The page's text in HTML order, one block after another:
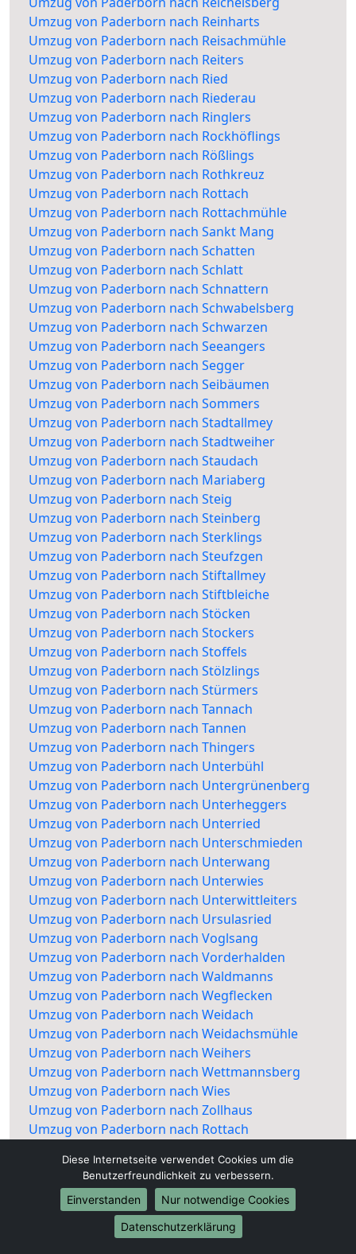
Umzug von Paderborn nach Reinharts
Umzug von Paderborn nach Reisachmühle
Umzug von Paderborn nach Reiters
Umzug von Paderborn nach Ried
Umzug von Paderborn nach Riederau
Umzug von Paderborn nach Ringlers
Umzug von Paderborn nach Rockhöflings
Umzug von Paderborn nach Rößlings
Umzug von Paderborn nach Rothkreuz
Umzug von Paderborn nach Rottach
Umzug von Paderborn nach Rottachmühle
Umzug von Paderborn nach Sankt Mang
Umzug von Paderborn nach Schatten
Umzug von Paderborn nach Schlatt
Umzug von Paderborn nach Schnattern
Umzug von Paderborn nach Schwabelsberg
Umzug von Paderborn nach Schwarzen
Umzug von Paderborn nach Seeangers
Umzug von Paderborn nach Segger
Umzug von Paderborn nach Seibäumen
Umzug von Paderborn nach Sommers
Umzug von Paderborn nach Stadtallmey
Umzug von Paderborn nach Stadtweiher
Umzug von Paderborn nach Staudach
Umzug von Paderborn nach Mariaberg
Umzug von Paderborn nach Steig
Umzug von Paderborn nach Steinberg
Umzug von Paderborn nach Sterklings
Umzug von Paderborn nach Steufzgen
Umzug von Paderborn nach Stiftallmey
Umzug von Paderborn nach Stiftbleiche
Umzug von Paderborn nach Stöcken
Umzug von Paderborn nach Stockers
Umzug von Paderborn nach Stoffels
Umzug von Paderborn nach Stölzlings
Umzug von Paderborn nach Stürmers
Umzug von Paderborn nach Tannach
Umzug von Paderborn nach Tannen
Umzug von Paderborn nach Thingers
Umzug von Paderborn nach Unterbühl
Umzug von Paderborn nach Untergrünenberg
Umzug von Paderborn nach Unterheggers
Umzug von Paderborn nach Unterried
Umzug von Paderborn nach Unterschmieden
Umzug von Paderborn nach Unterwang
Umzug von Paderborn nach Unterwies
Umzug von Paderborn nach Unterwittleiters
Umzug von Paderborn nach Ursulasried
Umzug von Paderborn nach Voglsang
Umzug von Paderborn nach Vorderhalden
Umzug von Paderborn nach Waldmanns
Umzug von Paderborn nach Wegflecken
Umzug von Paderborn nach Weidach
Umzug von Paderborn nach Weidachsmühle
Umzug von Paderborn nach Weihers
Umzug von Paderborn nach Wettmannsberg
Umzug von Paderborn nach Wies
Umzug von Paderborn nach Zollhaus
Umzug von Paderborn nach Rottach
Diese Internetseite verwendet Cookies um die
Benutzerfreundlichkeit zu verbessern.
Einverstanden
Nur notwendige Cookies
Datenschutzerklärung